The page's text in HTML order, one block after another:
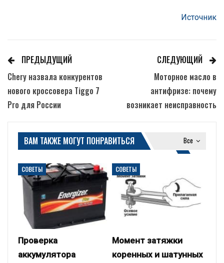
Источник
ПРЕДЫДУЩИЙ
Chery назвала конкурентов
нового кроссовера Tiggo 7
Pro для России
СЛЕДУЮЩИЙ
Моторное масло в
антифризе: почему
возникает неисправность
Все
ВАМ ТАКЖЕ МОГУТ ПОНРАВИТЬСЯ
СОВЕТЫ
Проверка
аккумулятора
СОВЕТЫ
Момент затяжки
коренных и шатунных